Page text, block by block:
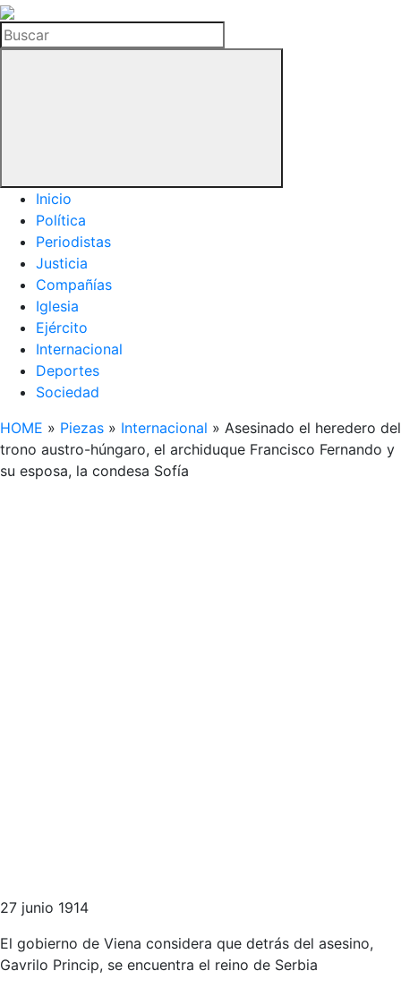
La
Hemeroteca
del
Buscar
Inicio
Política
Periodistas
Justicia
Compañías
Iglesia
Ejército
Internacional
Deportes
Sociedad
HOME » Piezas » Internacional » Asesinado el heredero del
trono austro-húngaro, el archiduque Francisco Fernando y
su esposa, la condesa Sofía
27 junio 1914
El gobierno de Viena considera que detrás del asesino,
Gavrilo Princip, se encuentra el reino de Serbia